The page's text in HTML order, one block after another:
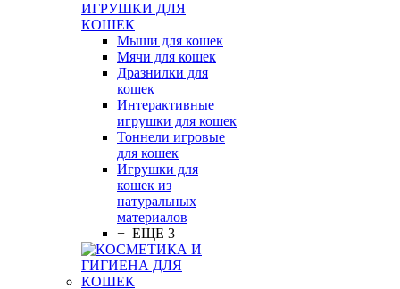
ИГРУШКИ ДЛЯ
КОШЕК
Мыши для кошек
Мячи для кошек
Дразнилки для
кошек
Интерактивные
игрушки для кошек
Тоннели игровые
для кошек
Игрушки для
кошек из
натуральных
материалов
+ ЕЩЕ 3